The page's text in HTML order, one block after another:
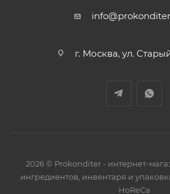
г. Москва, ул.
2026 © Prokonditer - интернет-
ингредиентов, инвентаря и
HoReCa